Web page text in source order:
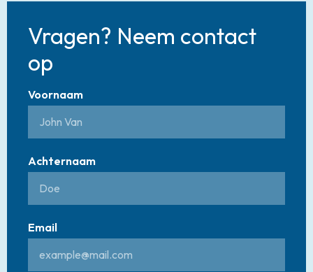
Vragen? Neem contact
op
Voornaam
Achternaam
Email